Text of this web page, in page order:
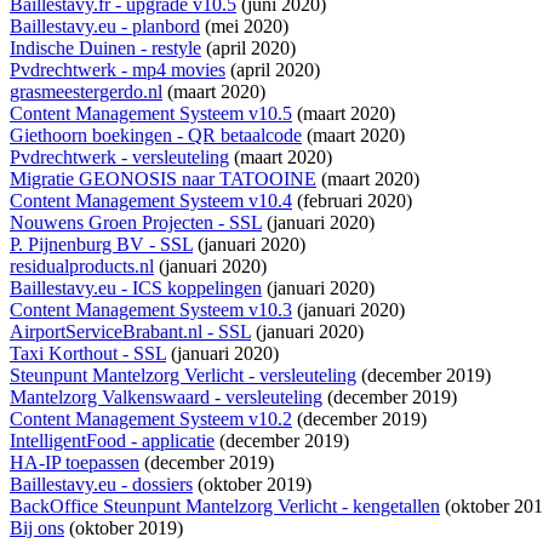
Baillestavy.fr - upgrade v10.5 (juni 2020)
Baillestavy.eu - planbord (mei 2020)
Indische Duinen - restyle (april 2020)
Pvdrechtwerk - mp4 movies (april 2020)
grasmeestergerdo.nl (maart 2020)
Content Management Systeem v10.5 (maart 2020)
Giethoorn boekingen - QR betaalcode (maart 2020)
Pvdrechtwerk - versleuteling (maart 2020)
Migratie GEONOSIS naar TATOOINE (maart 2020)
Content Management Systeem v10.4 (februari 2020)
Nouwens Groen Projecten - SSL (januari 2020)
P. Pijnenburg BV - SSL (januari 2020)
residualproducts.nl (januari 2020)
Baillestavy.eu - ICS koppelingen (januari 2020)
Content Management Systeem v10.3 (januari 2020)
AirportServiceBrabant.nl - SSL (januari 2020)
Taxi Korthout - SSL (januari 2020)
Steunpunt Mantelzorg Verlicht - versleuteling (december 2019)
Mantelzorg Valkenswaard - versleuteling (december 2019)
Content Management Systeem v10.2 (december 2019)
IntelligentFood - applicatie (december 2019)
HA-IP toepassen (december 2019)
Baillestavy.eu - dossiers (oktober 2019)
BackOffice Steunpunt Mantelzorg Verlicht - kengetallen (oktober
Bij ons (oktober 2019)